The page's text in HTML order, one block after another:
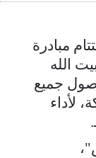
مبادرة
الله
جميع
لأداء